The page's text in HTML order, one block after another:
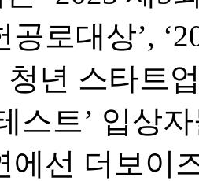
공로대상’,
청년 스타트
스트’ 입상
에선 더보이